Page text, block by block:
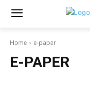
Home e-paper
E-PAPER